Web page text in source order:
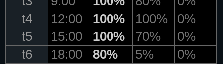
t4
12:00 100% 100%
0%
t5
15:00 100% 70%
0%
t6
18:00 80% 5%
0%